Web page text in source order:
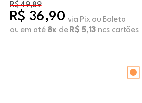
R$ 49,89
R$ 36,90 via Pix ou Boleto
ou em até 8x de R$ 5,13 nos cartões